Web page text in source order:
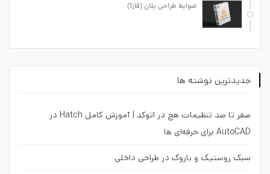
ضوابط طراحی پلان (فاز1)
جدیدترین نوشته ها
صفر تا صد تنظیمات هچ در اتوکد | آموزش کامل Hatch در
AutoCAD برای حرفه‌ای ها
سبک روستیک و باروک در طراحی داخلی